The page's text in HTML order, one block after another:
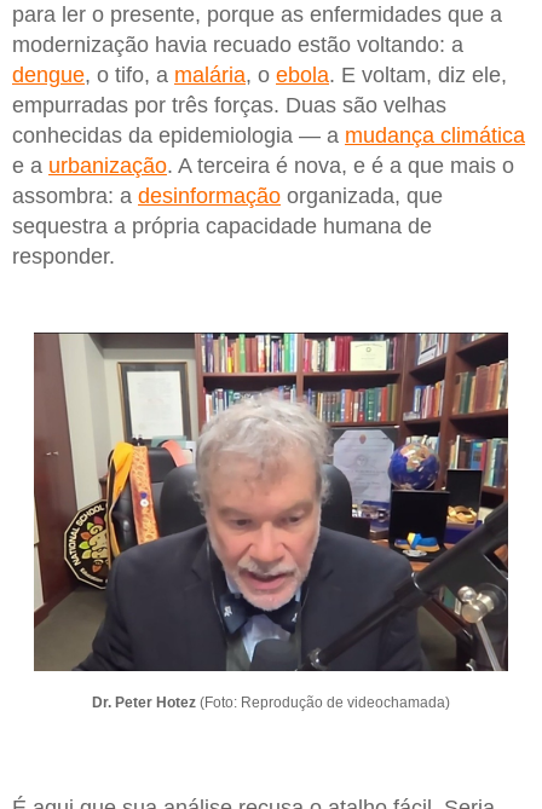
para ler o presente, porque as enfermidades que a
modernização havia recuado estão voltando: a
dengue, o tifo, a malária, o ebola. E voltam, diz ele,
empurradas por três forças. Duas são velhas
conhecidas da epidemiologia — a mudança climática
e a urbanização. A terceira é nova, e é a que mais o
assombra: a desinformação organizada, que
sequestra a própria capacidade humana de
responder.
Dr. Peter Hotez (Foto: Reprodução de videochamada)